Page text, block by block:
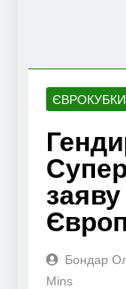
ЄВРОКУБКИ
Бондар
Mins